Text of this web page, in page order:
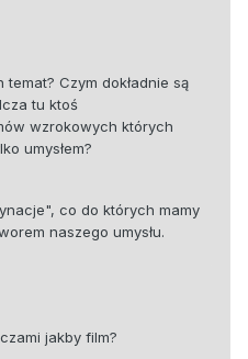
Czym dokładnie są
tu ktoś
wzrokowych których
umysłem?
co do których mamy
naszego umysłu.
jakby film?